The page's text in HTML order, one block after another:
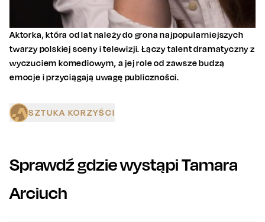
Aktorka, która od lat należy do grona najpopularniejszych
twarzy polskiej sceny i telewizji. Łączy talent dramatyczny z
wyczuciem komediowym, a jej role od zawsze budzą
emocje i przyciągają uwagę publiczności.
SZTUKA KORZYŚCI
Sprawdź gdzie wystąpiTamara
Arciuch